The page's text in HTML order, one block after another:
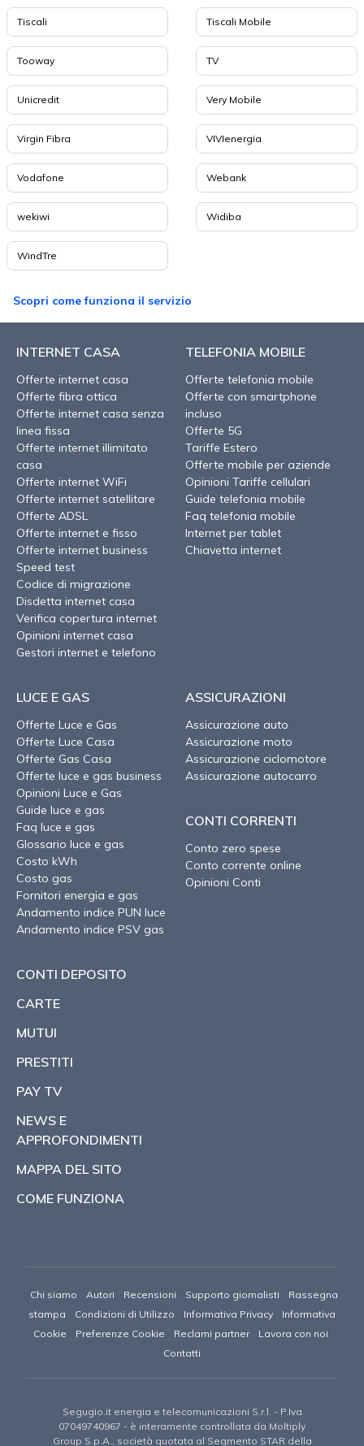
Tiscali Tiscali Mobile
Tooway TV
Unicredit Very Mobile
Virgin Fibra VIVIenergia
Vodafone Webank
wekiwi Widiba
WindTre
Scopri come funziona il servizio
INTERNET CASA
Offerte internet casa
Offerte fibra ottica
Offerte internet casa senza
linea fissa
Offerte internet illimitato
casa
Offerte internet WiFi
Offerte internet satellitare
Offerte ADSL
Offerte internet e fisso
Offerte internet business
Speed test
Codice di migrazione
Disdetta internet casa
Verifica copertura internet
Opinioni internet casa
Gestori internet e telefono
TELEFONIA MOBILE
Offerte telefonia mobile
Offerte con smartphone
incluso
Offerte 5G
Tariffe Estero
Offerte mobile per aziende
Opinioni Tariffe cellulari
Guide telefonia mobile
Faq telefonia mobile
Internet per tablet
Chiavetta internet
LUCE E GAS
Offerte Luce e Gas
Offerte Luce Casa
Offerte Gas Casa
Offerte luce e gas business
Opinioni Luce e Gas
Guide luce e gas
Faq luce e gas
Glossario luce e gas
Costo kWh
Costo gas
Fornitori energia e gas
Andamento indice PUN luce
Andamento indice PSV gas
ASSICURAZIONI
Assicurazione auto
Assicurazione moto
Assicurazione ciclomotore
Assicurazione autocarro
CONTI CORRENTI
Conto zero spese
Conto corrente online
Opinioni Conti
CONTI DEPOSITO
CARTE
MUTUI
PRESTITI
PAY TV
NEWS E
APPROFONDIMENTI
MAPPA DEL SITO
COME FUNZIONA
Chi siamo Autori Recensioni Supporto giornalisti
Rassegna
stampa
Condizioni di Utilizzo Informativa Privacy
Informativa
Cookie
Preferenze Cookie Reclami partner
Lavora con noi
Contatti
Segugio.it energia e telecomunicazioni S.r.l. - P.Iva
07049740967 - è interamente controllata da Moltiply
Group S.p.A., società quotata al Segmento STAR della